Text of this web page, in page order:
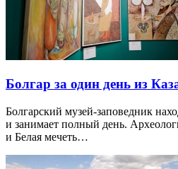
Болгар за один день из
Болгарский музей-заповедник
и занимает полный день.
и Белая мечеть…